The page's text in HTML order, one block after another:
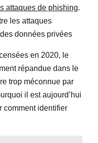
attaques de phishing.
les attaques
données privées
en 2020, le
répandue dans le
trop méconnue par
il est aujourd’hui
comment identifier